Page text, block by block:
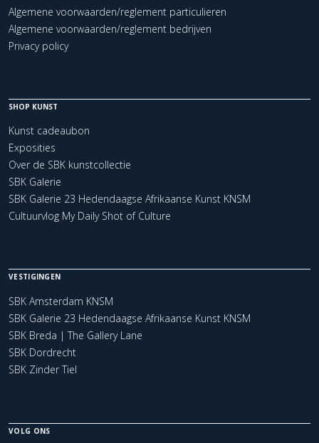
Algemene voorwaarden/reglement particulieren
Algemene voorwaarden/reglement bedrijven
Privacy policy
SHOP KUNST
Kunst cadeaubon
Exposities
Over de SBK kunstcollectie
SBK Galerie
SBK Galerie 23 Hedendaagse Afrikaanse Kunst KNSM
Cultuurvlog My Daily Shot of Culture
VESTIGINGEN
SBK Amsterdam KNSM
SBK Galerie 23 Hedendaagse Afrikaanse Kunst KNSM
SBK Breda | The Gallery Lane
SBK Dordrecht
SBK Zinder Tiel
VOLG ONS